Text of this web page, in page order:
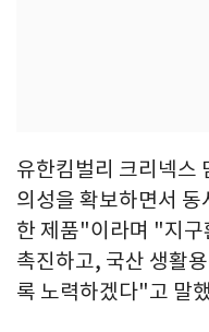
유한킴벌리 크리넥스
의성을 확보하면서
한 제품"이라며 "지구
촉진하고, 국산 생활
록 노력하겠다"고 말